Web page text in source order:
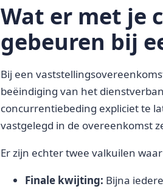
Wat er met je
gebeuren bij
Bij een
beëindiging van het
concurrentiebeding expliciet te
vastgelegd in de overeenkomst
Er zijn echter twee valkuilen
Finale kwijting: Bijna